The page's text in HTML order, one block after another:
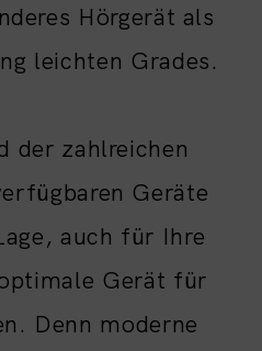
Hörgerät als
leichten Grades.
der zahlreichen
Geräte
auch für Ihre
Gerät für
Denn moderne